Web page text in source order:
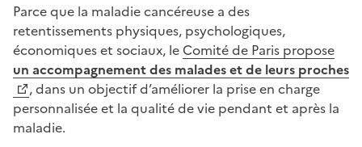
Parce que la maladie cancéreuse a des
retentissements physiques, psychologiques,
économiques et sociaux, le Comité de Paris propose
un accompagnement des malades et de leurs proches
, dans un objectif d’améliorer la prise en charge
personnalisée et la qualité de vie pendant et après la
maladie.